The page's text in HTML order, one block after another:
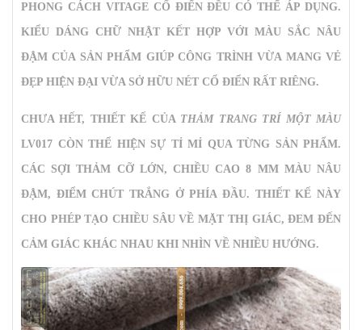
PHONG CÁCH VITAGE CỔ ĐIỂN ĐỀU CÓ THỂ ÁP DỤNG.
KIỂU DÁNG CHỮ NHẬT KẾT HỢP VỚI MÀU SẮC NÂU
ĐẬM CỦA SẢN PHẨM GIÚP CÔNG TRÌNH VỪA MANG VẺ
ĐẸP HIỆN ĐẠI VỪA SỞ HỮU NÉT CỔ ĐIỂN RẤT RIÊNG.
CHƯA HẾT, THIẾT KẾ CỦA THẢM TRANG TRÍ MỘT MÀU
LV017 CÒN THỂ HIỆN SỰ TỈ MỈ QUA TỪNG SẢN PHẨM.
CÁC SỢI THẢM CỠ LỚN, CHIỀU CAO 8 MM MÀU NÂU
ĐẬM, ĐIỂM CHÚT TRẮNG Ở PHÍA ĐẦU. THIẾT KẾ NÀY
CHO PHÉP TẠO CHIỀU SÂU VỀ MẶT THỊ GIÁC, ĐEM ĐẾN
CẢM GIÁC KHÁC NHAU KHI NHÌN VỀ NHIỀU HƯỚNG.